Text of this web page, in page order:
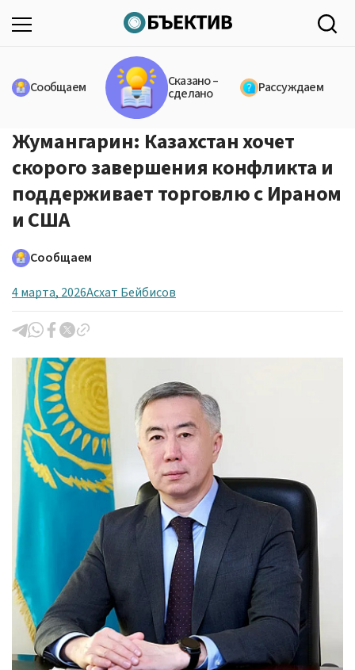
Сообщаем Сказано –
сделано Рассуждаем
Жумангарин: Казахстан хочет
скорого завершения конфликта и
поддерживает торговлю с Ираном
и США
Сообщаем
4 марта, 2026Асхат Бейбисов